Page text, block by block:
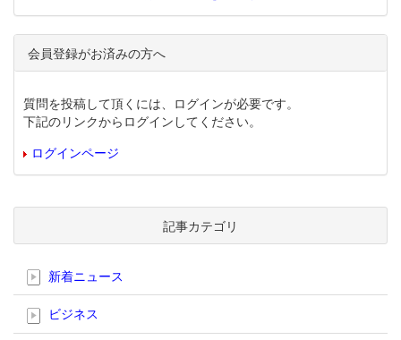
会員登録がお済みの方へ
質問を投稿して頂くには、ログインが必要です。
下記のリンクからログインしてください。
ログインページ
記事カテゴリ
新着ニュース
ビジネス